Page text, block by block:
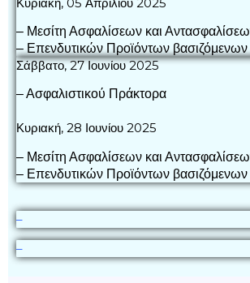
– Μεσίτη Ασφαλίσεων και
– Επενδυτικών Προϊόντων
Σάββατο, 27 Ιουνίου 2025
– Ασφαλιστικού Πράκτορα
Κυριακή, 28 Ιουνίου 2025
– Μεσίτη Ασφαλίσεων και
– Επενδυτικών Προϊόντων
–
–